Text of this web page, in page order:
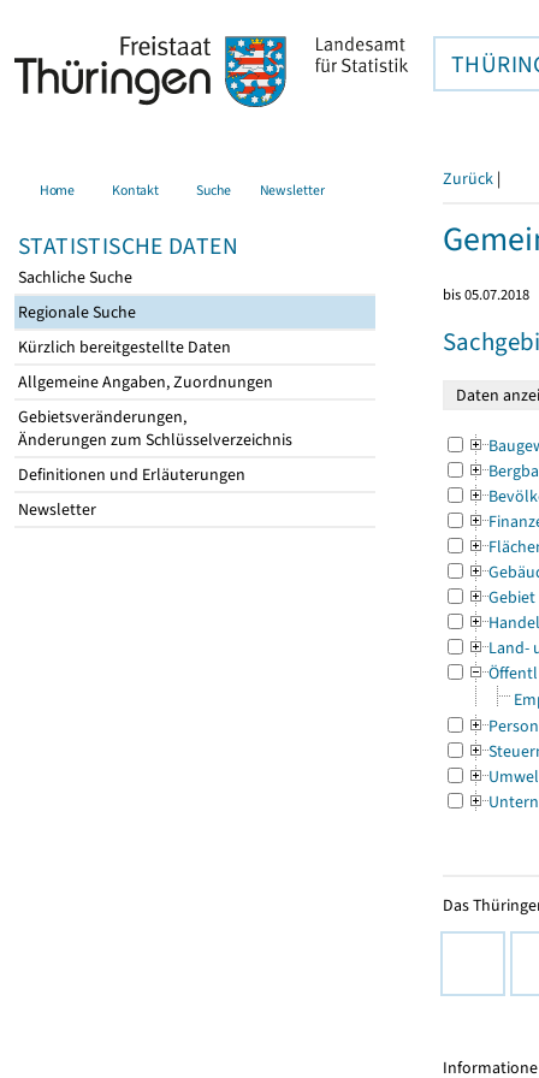
Home Kontakt Suche Newsletter
STATISTISCHE DATEN
Sachliche Suche
Regionale Suche
Kürzlich bereitgestellte Daten
Allgemeine Angaben, Zuordnungen
Gebietsveränderungen,
Änderungen zum Schlüsselverzeichnis
Definitionen und Erläuterungen
Newsletter
Zurück |
bis 05.07.2018
Gebiet
Land-
Das